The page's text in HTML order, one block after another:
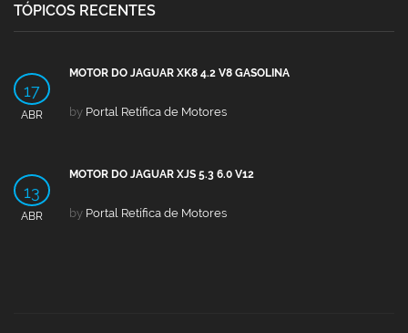
TÓPICOS RECENTES
17
ABR
MOTOR DO JAGUAR XK8 4.2 V8 GASOLINA
by Portal Retífica de Motores
13
ABR
MOTOR DO JAGUAR XJS 5.3 6.0 V12
by Portal Retífica de Motores